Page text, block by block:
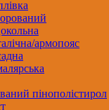
армопояс
пінополістирол